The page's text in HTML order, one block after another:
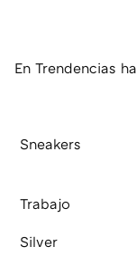
En Trendencias
Sneakers
Trabajo
Silver